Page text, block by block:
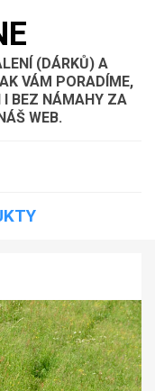
(DÁRKŮ) A
VÁM PORADÍME,
I BEZ NÁMAHY ZA
WEB.